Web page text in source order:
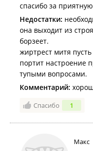
спасибо за
Недостатки:
она выходит из
борзеет.
жиртрест митя
портит настроение
тупыми вопросами.
Комментарий:
Спасибо 1
Макс